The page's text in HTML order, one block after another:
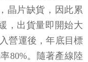
晶片缺貨，因此累
，出貨量即開始大
營運後，年底目標
80%。隨著產線陸